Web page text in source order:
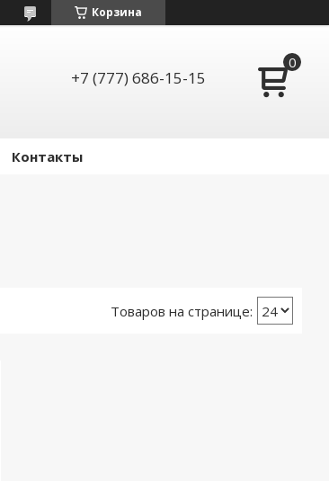
Корзина
+7 (777) 686-15-15
Контакты